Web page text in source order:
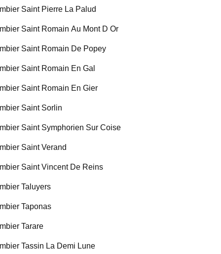
Saint Pierre La Palud
Saint Romain Au Mont D Or
Saint Romain De Popey
Saint Romain En Gal
Saint Romain En Gier
Saint Sorlin
Saint Symphorien Sur Coise
Saint Verand
Saint Vincent De Reins
Taluyers
Taponas
Tarare
Tassin La Demi Lune